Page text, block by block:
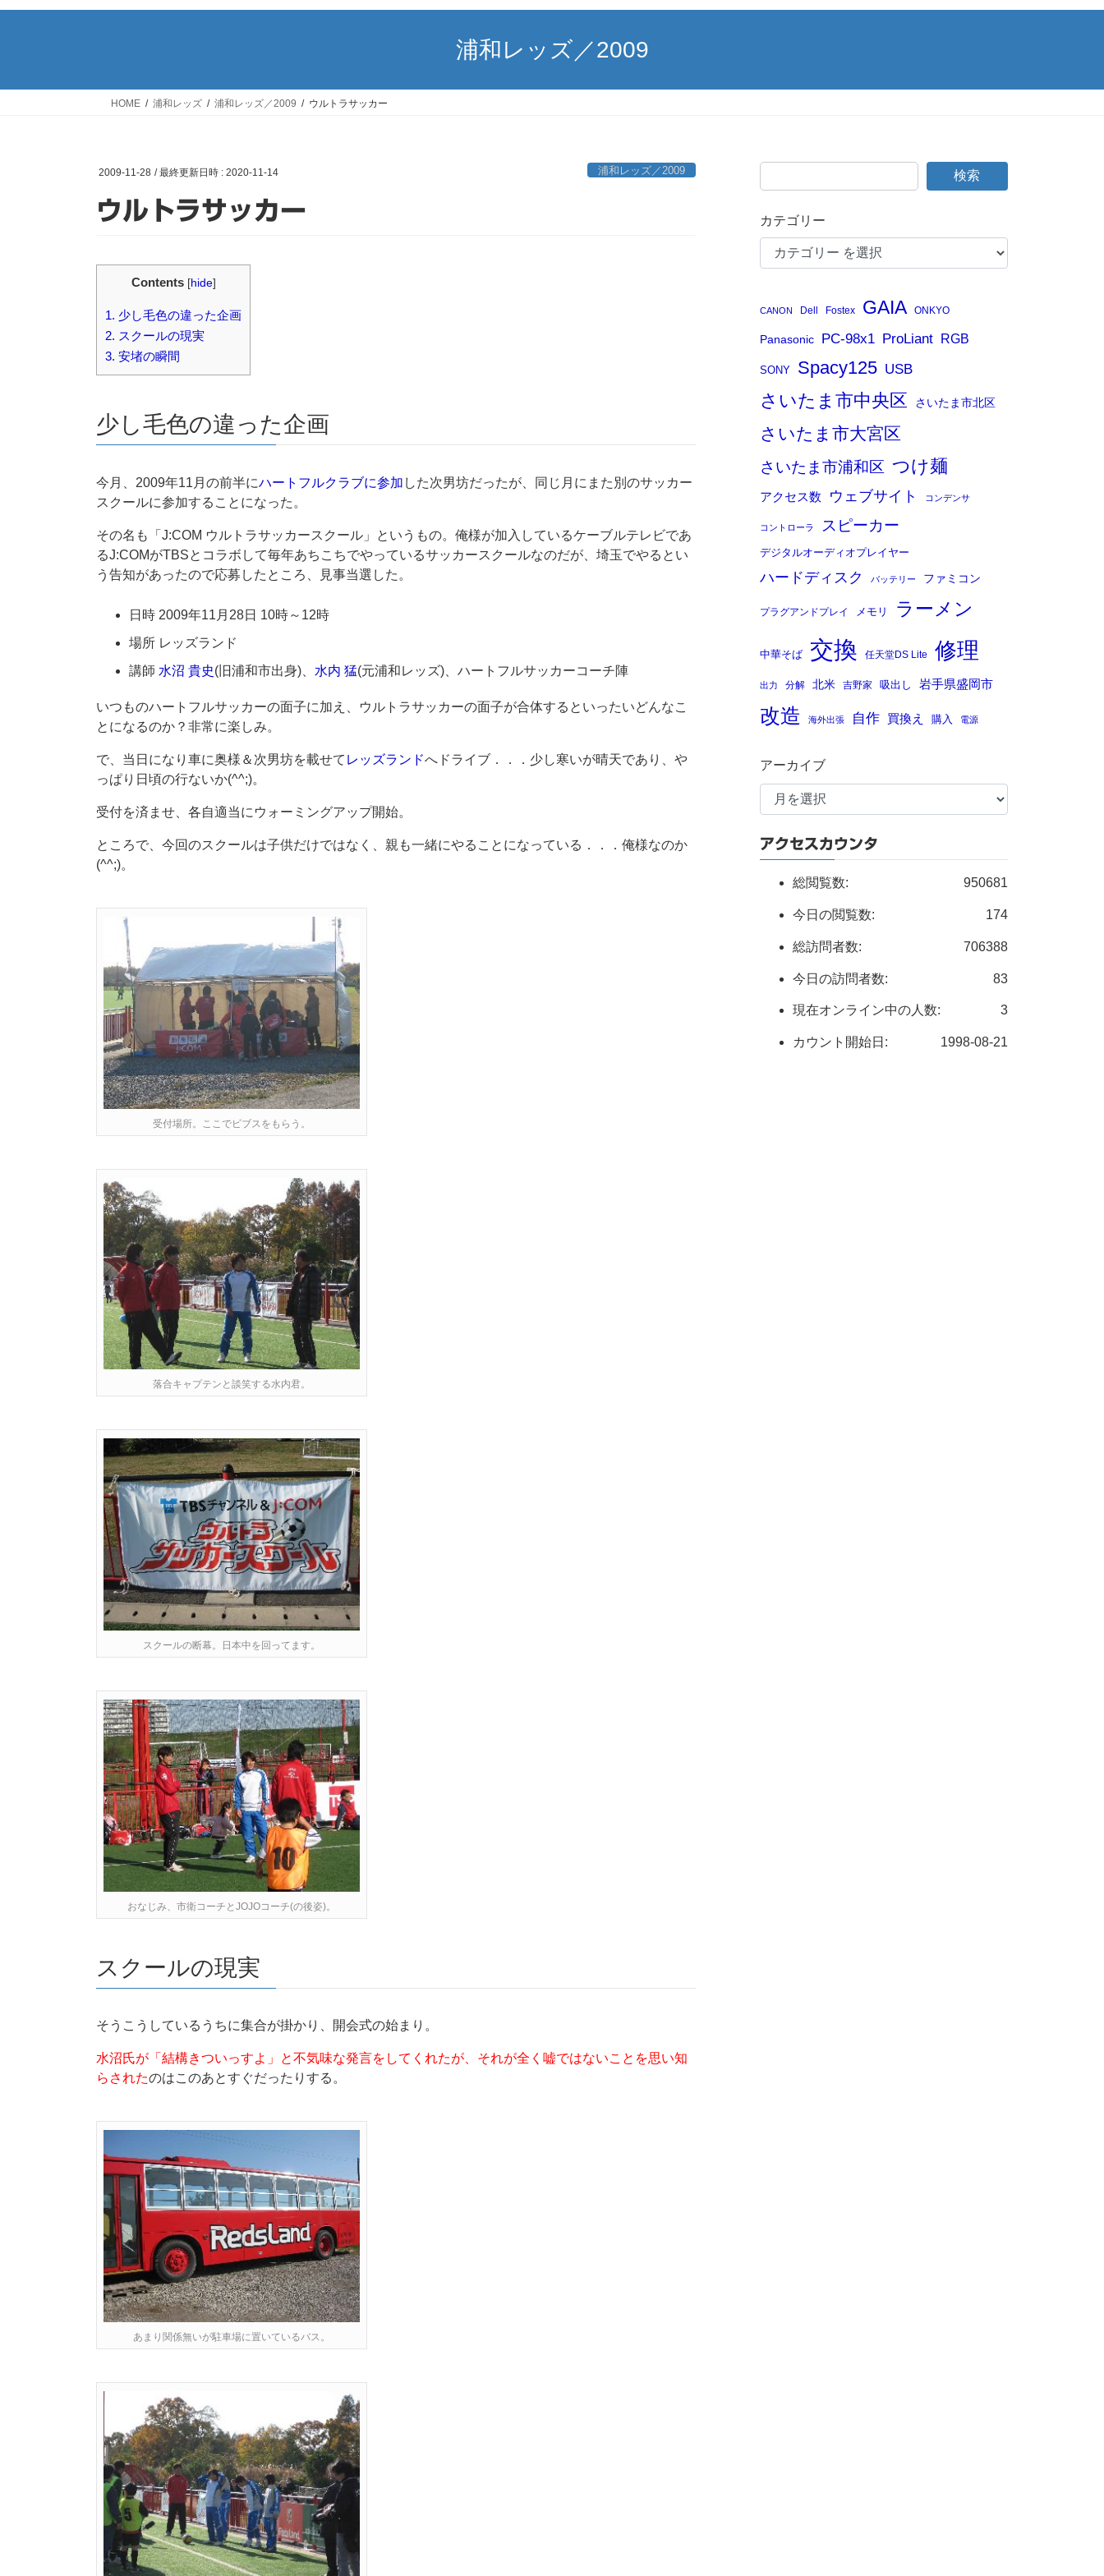
浦和レッズ／2009
HOME 浦和レッズ 浦和レッズ／2009 ウルトラサッカー
2009-11-28 / 最終更新日時 : 2020-11-14 浦和レッズ／2009
ウルトラサッカー
Contents [hide]
1. 少し毛色の違った企画
2. スクールの現実
3. 安堵の瞬間
少し毛色の違った企画
今月、2009年11月の前半にハートフルクラブに参加 した次男坊だったが、同じ月にまた別のサッカー
スクールに参加することになった。
その名も「J:COM ウルトラサッカースクール」というもの。俺様が加入しているケーブルテレビであ
るJ:COMがTBSとコラボして毎年あちこちでやっているサッカースクールなのだが、埼玉でやるとい
う告知があったので応募したところ、見事当選した。
日時 2009年11月28日 10時～12時
場所 レッズランド
講師 水沼 貴史(旧浦和市出身)、 水内 猛(元浦和レッズ)、ハートフルサッカーコーチ陣
いつものハートフルサッカーの面子に加え、ウルトラサッカーの面子が合体するといったいどんなこ
とになるのか？非常に楽しみ。
で、当日になり車に奥様＆次男坊を載せて レッズランドへドライブ．．．少し寒いが晴天であり、や
っぱり日頃の行ないか(^^;)。
受付を済ませ、各自適当にウォーミングアップ開始。
ところで、今回のスクールは子供だけではなく、親も一緒にやることになっている．．．俺様なのか
(^^;)。
受付場所。ここでビブスをもらう。
落合キャプテンと談笑する水内君。
スクールの断幕。日本中を回ってます。
おなじみ、市衛コーチとJOJOコーチ(の後姿)。
スクールの現実
そうこうしているうちに集合が掛かり、開会式の始まり。
水沼氏が「結構きついっすよ」と不気味な発言をしてくれたが、それが全く嘘ではないことを思い知
らされたのはこのあとすぐだったりする。
あまり関係無いが駐車場に置いているバス。
検索
カテゴリー
CANON Dell Fostex GAIA ONKYO
Panasonic PC-98x1 ProLiant RGB
SONY Spacy125 USB
さいたま市中央区 さいたま市北区
さいたま市大宮区
さいたま市浦和区 つけ麺
アクセス数 ウェブサイト コンデンサ
コントローラ スピーカー
デジタルオーディオプレイヤー
ハードディスク バッテリー ファミコン
プラグアンドプレイ メモリ ラーメン
中華そば 交換 任天堂DS Lite 修理
出力 分解 北米 吉野家 吸出し 岩手県盛岡市
改造 海外出張 自作 買換え 購入 電源
アーカイブ
アクセスカウンタ
950681
総閲覧数:
174
今日の閲覧数:
706388
総訪問者数:
83
今日の訪問者数:
3
現在オンライン中の人数:
1998-08-21
カウント開始日: